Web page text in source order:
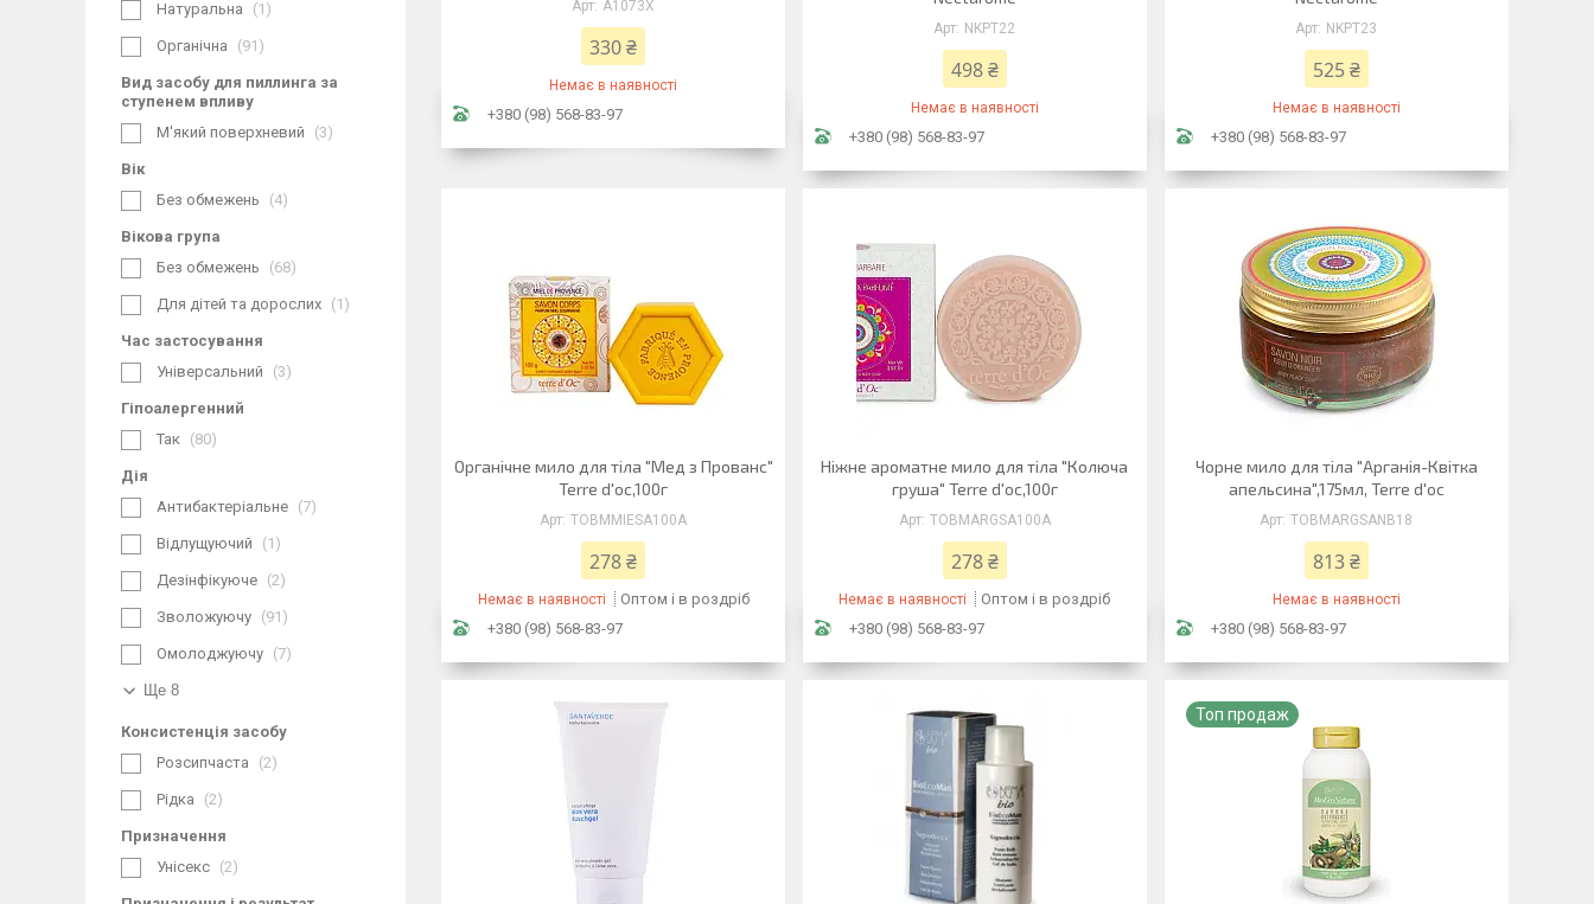
A1073X
330 ₴
Немає в наявності
+380 (98) 568-83-97
NKPT22
498 ₴
Немає в наявності
+380 (98) 568-83-97
NKPT23
525 ₴
Немає в наявності
+380 (98) 568-83-97
Органічне мило для тіла "Мед з Прованс"
Terre d'oc,100г
TOBMMIESA100A
278 ₴
Немає в наявності
Оптом і в роздріб
+380 (98) 568-83-97
Ніжне ароматне мило для тіла "Колюча
груша" Terre d'oc,100г
TOBMARGSA100A
278 ₴
Немає в наявності
Оптом і в роздріб
+380 (98) 568-83-97
Чорне мило для тіла "Арганія-Квітка
апельсина",175мл, Terre d'oc
TOBMARGSANB18
813 ₴
Немає в наявності
+380 (98) 568-83-97
Топ продаж
Натуральна
1
Органічна 91
Вид засобу для пиллинга за
ступенем впливу
М'який поверхневий
3
Вік
Без обмежень
4
Вікова група
Без обмежень
68
Для дітей та дорослих 1
Час застосування
Універсальний
3
Гіпоалергенний
Так
80
Дія
Антибактеріальне
7
Відлущуючий 1
Дезінфікуюче 2
Зволожуючу 91
Омолоджуючу 7
Ще 8
Консистенція засобу
Розсипчаста
2
Рідка 2
Призначення
Унісекс
2